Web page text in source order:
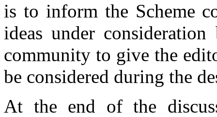
is to inform the Scheme
ideas under
community to give the
be considered during the
At the end of the